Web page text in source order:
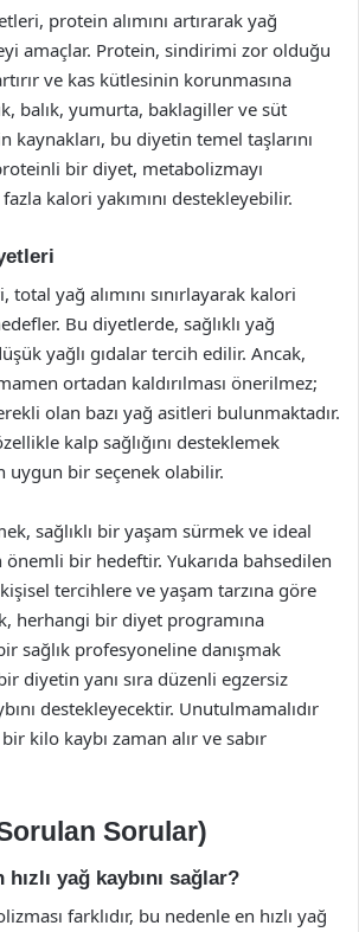
protein alımını artırarak yağ
amaçlar. Protein, sindirimi zor olduğu
ve kas kütlesinin korunmasına
balık, yumurta, baklagiller ve süt
bu diyetin temel taşlarını
bir diyet, metabolizmayı
kalori yakımını destekleyebilir.
yağ alımını sınırlayarak kalori
Bu diyetlerde, sağlıklı yağ
yağlı gıdalar tercih edilir. Ancak,
ortadan kaldırılması önerilmez;
olan bazı yağ asitleri bulunmaktadır.
kalp sağlığını desteklemek
uygun bir seçenek olabilir.
sağlıklı bir yaşam sürmek ve ideal
bir hedeftir. Yukarıda bahsedilen
tercihlere ve yaşam tarzına göre
herhangi bir diyet programına
sağlık profesyoneline danışmak
diyetin yanı sıra düzenli egzersiz
destekleyecektir. Unutulmamalıdır
bir kilo kaybı zaman alır ve sabır
Sorular)
yağ kaybını sağlar?
farklıdır, bu nedenle en hızlı yağ